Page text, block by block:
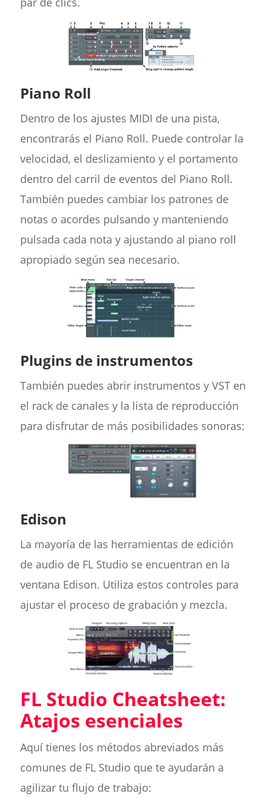
Piano Roll
Dentro de los ajustes MIDI de una pista,
encontrarás el Piano Roll. Puede controlar la
velocidad, el deslizamiento y el portamento
dentro del carril de eventos del Piano Roll.
También puedes cambiar los patrones de
notas o acordes pulsando y manteniendo
pulsada cada nota y ajustando al piano roll
apropiado según sea necesario.
Plugins de instrumentos
También puedes abrir instrumentos y VST en
el rack de canales y la lista de reproducción
para disfrutar de más posibilidades sonoras:
Edison
La mayoría de las herramientas de edición
de audio de FL Studio se encuentran en la
ventana Edison. Utiliza estos controles para
ajustar el proceso de grabación y mezcla.
FL Studio Cheatsheet:
Atajos esenciales
Aquí tienes los métodos abreviados más
comunes de FL Studio que te ayudarán a
agilizar tu flujo de trabajo: